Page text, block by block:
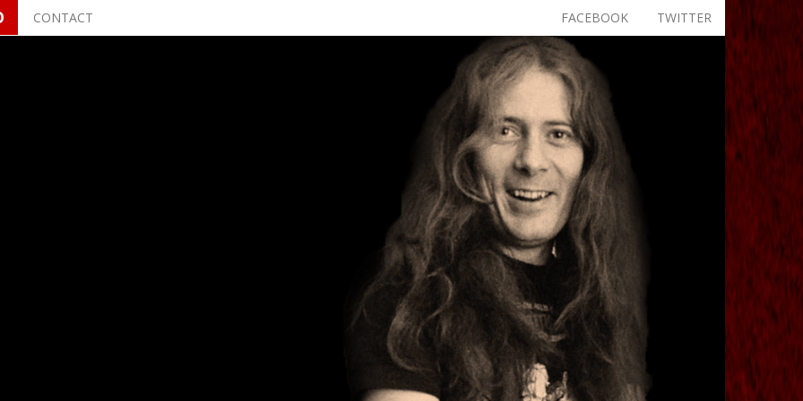
CONTACT TWITTER
FACEBOOK